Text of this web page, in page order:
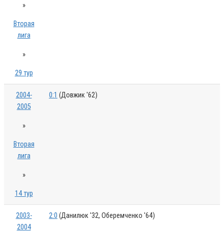
»
Вторая
лига
»
29 тур
2004-
2005
»
Вторая
лига
»
14 тур
0:1 (Довжик '62)
2003-
2004
2:0 (Данилюк '32, Оберемченко '64)